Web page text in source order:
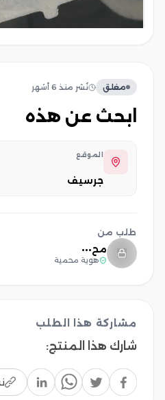
مغلق نُشر منذ 6 أشهر
ابحث عن هذه
الموقع
جرسيف
طلب من
مح•••
هوية محمية
مشاركة هذا الطلب
شارك هذا المنتج: